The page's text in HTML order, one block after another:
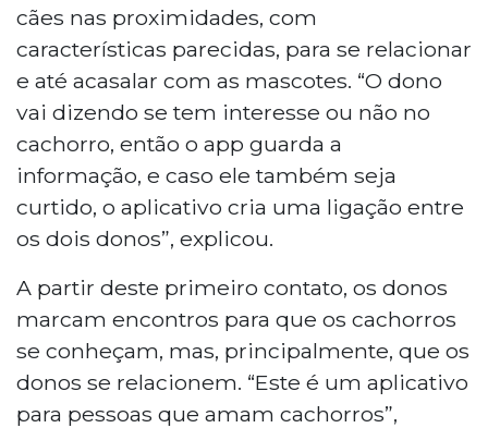
cães nas proximidades, com
características parecidas, para se relacionar
e até acasalar com as mascotes. “O dono
vai dizendo se tem interesse ou não no
cachorro, então o app guarda a
informação, e caso ele também seja
curtido, o aplicativo cria uma ligação entre
os dois donos”, explicou.
A partir deste primeiro contato, os donos
marcam encontros para que os cachorros
se conheçam, mas, principalmente, que os
donos se relacionem. “Este é um aplicativo
para pessoas que amam cachorros”,